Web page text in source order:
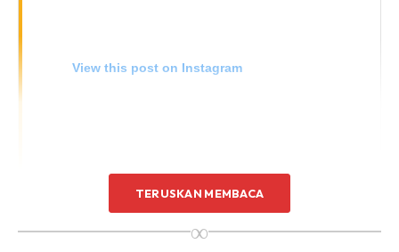
View this post on Instagram
TERUSKAN MEMBACA
∞